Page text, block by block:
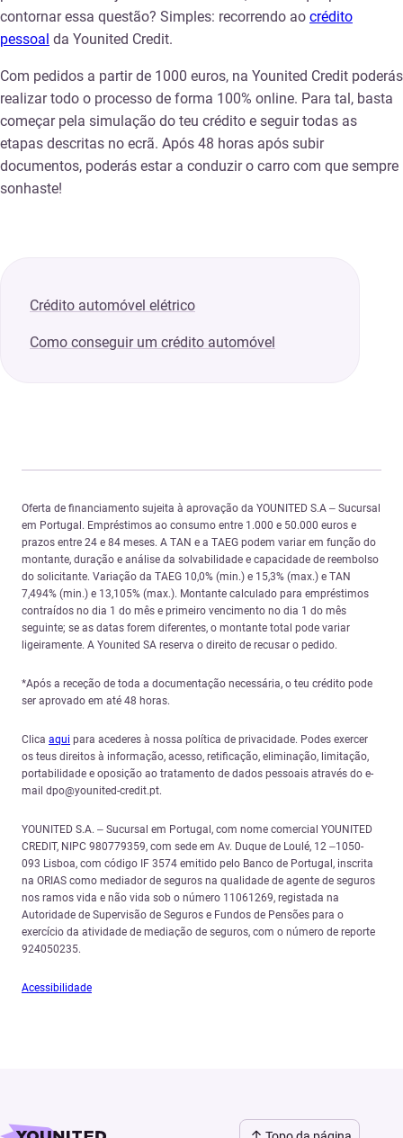
contornar essa questão? Simples: recorrendo ao crédito
pessoal da Younited Credit.
Com pedidos a partir de 1000 euros, na Younited Credit poderás
realizar todo o processo de forma 100% online. Para tal, basta
começar pela simulação do teu crédito e seguir todas as
etapas descritas no ecrã. Após 48 horas após subir
documentos, poderás estar a conduzir o carro com que sempre
sonhaste!
Crédito automóvel elétrico
Como conseguir um crédito automóvel
Oferta de financiamento sujeita à aprovação da YOUNITED S.A – Sucursal
em Portugal. Empréstimos ao consumo entre 1.000 e 50.000 euros e
prazos entre 24 e 84 meses. A TAN e a TAEG podem variar em função do
montante, duração e análise da solvabilidade e capacidade de reembolso
do solicitante. Variação da TAEG 10,0% (min.) e 15,3% (max.) e TAN
7,494% (min.) e 13,105% (max.). Montante calculado para empréstimos
contraídos no dia 1 do mês e primeiro vencimento no dia 1 do mês
seguinte; se as datas forem diferentes, o montante total pode variar
ligeiramente. A Younited SA reserva o direito de recusar o pedido.
*Após a receção de toda a documentação necessária, o teu crédito pode
ser aprovado em até 48 horas.
Clica aqui para acederes à nossa política de privacidade. Podes exercer
os teus direitos à informação, acesso, retificação, eliminação, limitação,
portabilidade e oposição ao tratamento de dados pessoais através do e-
mail dpo@younited-credit.pt.
YOUNITED S.A. – Sucursal em Portugal, com nome comercial YOUNITED
CREDIT, NIPC 980779359, com sede em Av. Duque de Loulé, 12 –1050-
093 Lisboa, com código IF 3574 emitido pelo Banco de Portugal, inscrita
na ORIAS como mediador de seguros na qualidade de agente de seguros
nos ramos vida e não vida sob o número 11061269, registada na
Autoridade de Supervisão de Seguros e Fundos de Pensões para o
exercício da atividade de mediação de seguros, com o número de reporte
924050235.
Acessibilidade